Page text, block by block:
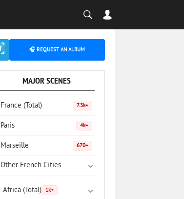
🎧 REQUEST AN ALBUM
MAJOR SCENES
France (Total) 7.3k+
Paris 4k+
Marseille 670+
Other French Cities
Africa (Total) 1k+